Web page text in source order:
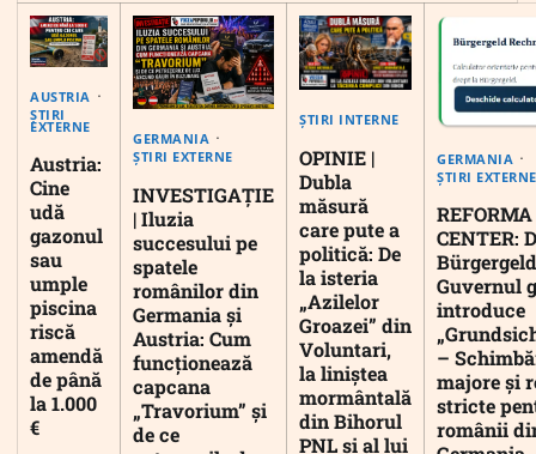
AUSTRIA
ȘTIRI
EXTERNE
Austria:
Cine
udă
gazonul
sau
umple
piscina
riscă
amendă
de până
la 1.000
€
GERMANIA
ȘTIRI EXTERNE
INVESTIGAȚIE
| Iluzia
succesului pe
spatele
românilor din
Germania și
Austria: Cum
funcționează
capcana
„Travorium” și
de ce
ȘTIRI INTERNE
OPINIE |
Dubla
măsură
care pute a
politică: De
la isteria
„Azilelor
Groazei” din
Voluntari,
la liniștea
mormântală
din Bihorul
PNL și al lui
GERMANIA
ȘTIRI EXTERNE
CENTER:
Guvernul
introduce
–
majore și
stricte
românii